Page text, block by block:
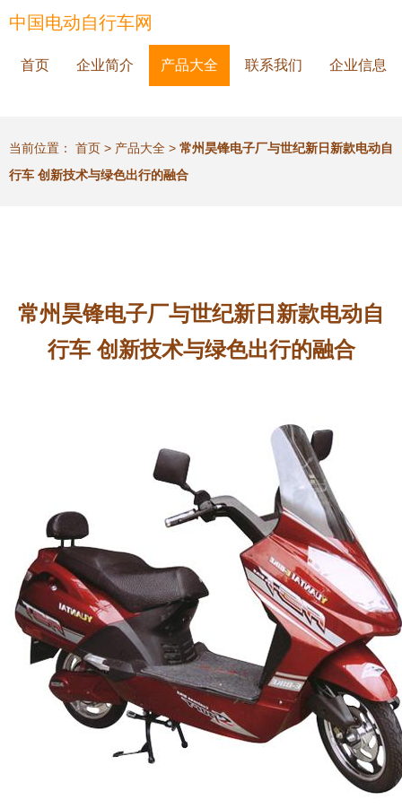
中国电动自行车网
首页 企业简介 产品大全 联系我们 企业信息
当前位置： 首页 > 产品大全 > 常州昊锋电子厂与世纪新日新款电动自
行车 创新技术与绿色出行的融合
常州昊锋电子厂与世纪新日新款电动自
行车 创新技术与绿色出行的融合